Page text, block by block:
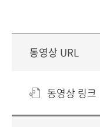
동영상 URL
동영상 링크